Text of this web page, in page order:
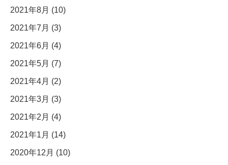
2021年8月 (10)
2021年7月 (3)
2021年6月 (4)
2021年5月 (7)
2021年4月 (2)
2021年3月 (3)
2021年2月 (4)
2021年1月 (14)
2020年12月 (10)